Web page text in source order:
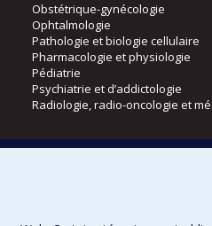
Obstétrique-gynécologie
Ophtalmologie
Pathologie et biologie cellulaire
Pharmacologie et physiologie
Pédiatrie
Psychiatrie et d’addictologie
Radiologie, radio-oncologie et